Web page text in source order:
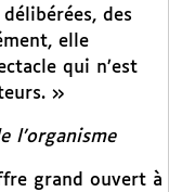
des
elle
qui n’est
»
l’organisme
grand ouvert à